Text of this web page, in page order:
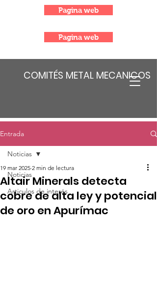
COMITÉS METAL MECANICOS
Pagina web
Pagina web
Entrada
Noticias
Articulos de interés
Noticias
Altair Minerals detecta
cobre de alta ley y potencial
de oro en Apurímac
19 mar 2025 2 min de lectura